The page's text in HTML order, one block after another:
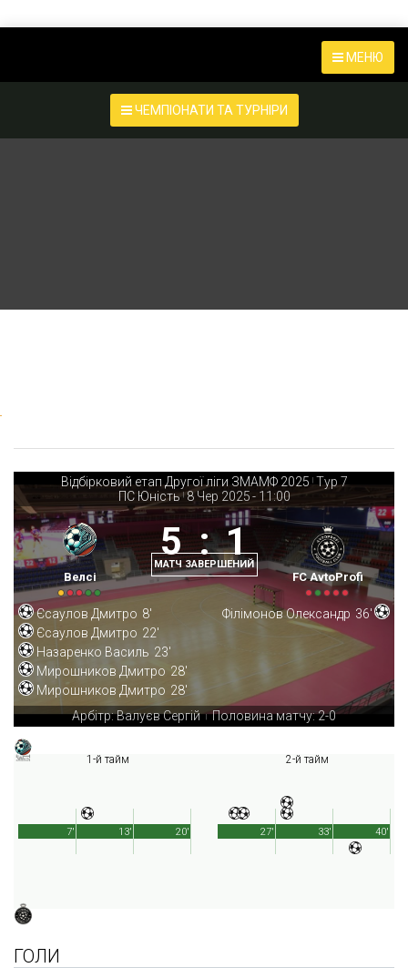
МЕНЮ
ЧЕМПІОНАТИ ТА ТУРНІРИ
Відбірковий етап Другої ліги ЗМАМФ 2025 | Тур 7
ПС Юність | 8 Чер 2025- 11:00
Велсі
5 : 1
МАТЧ ЗАВЕРШЕНИЙ
FC AvtoProfi
Єсаулов Дмитро 8'
Єсаулов Дмитро 22'
Назаренко Василь 23'
Мирошников Дмитро 28'
Мирошников Дмитро 28'
Філімонов Олександр 36'
Арбітр: Валуєв Сергій | Половина матчу: 2-0
1-й тайм
20'
7' 13'
2-й тайм
40'
27' 33'
ГОЛИ